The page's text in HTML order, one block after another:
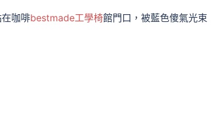
咖啡bestmade工學椅館門口，被藍色傻氣光束